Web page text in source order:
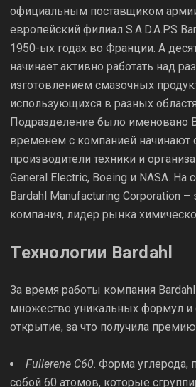
официальным поставщиком
европейский филиал S.A.D.A.P.S
1950-ых годах во Франции. А
начинает активно работать над
изготовлением смазочных
использующихся в разных
Подразделение было именовано
временем с компанией начинают
производители техники и
General Electric, Boeing и NASA. На
Bardahl Manufacturing Corporation –
компания, лидер рынка
Технологии Bardahl
За время работы компания Bardahl
множество уникальных формул
открытие, за что получила
Fullerene C60. Форма углерода,
собой 60 атомов, которые